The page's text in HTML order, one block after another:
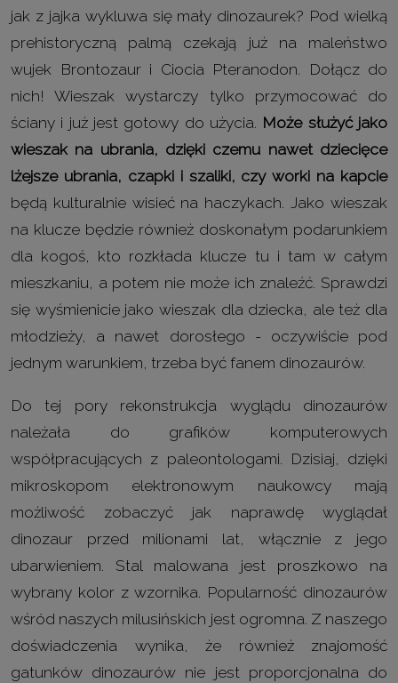
jak z jajka wykluwa się mały dinozaurek? Pod wielką
prehistoryczną palmą czekają już na maleństwo
wujek Brontozaur i Ciocia Pteranodon. Dołącz do
nich! Wieszak wystarczy tylko przymocować do
ściany i już jest gotowy do użycia. Może służyć jako
wieszak na ubrania, dzięki czemu nawet dziecięce
lżejsze ubrania, czapki i szaliki, czy worki na kapcie
będą kulturalnie wisieć na haczykach. Jako wieszak
na klucze będzie również doskonałym podarunkiem
dla kogoś, kto rozkłada klucze tu i tam w całym
mieszkaniu, a potem nie może ich znaleźć. Sprawdzi
się wyśmienicie jako wieszak dla dziecka, ale też dla
młodzieży, a nawet dorosłego - oczywiście pod
jednym warunkiem, trzeba być fanem dinozaurów.
Do tej pory rekonstrukcja wyglądu dinozaurów
należała do grafików komputerowych
współpracujących z paleontologami. Dzisiaj, dzięki
mikroskopom elektronowym naukowcy mają
możliwość zobaczyć jak naprawdę wyglądał
dinozaur przed milionami lat, włącznie z jego
ubarwieniem. Stal malowana jest proszkowo na
wybrany kolor z wzornika. Popularność dinozaurów
wśród naszych milusińskich jest ogromna. Z naszego
doświadczenia wynika, że również znajomość
gatunków dinozaurów nie jest proporcjonalna do